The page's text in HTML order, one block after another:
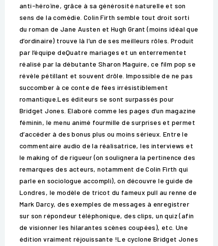
anti-héroïne, grâce à sa générosité naturelle et son
sens de la comédie. Colin Firth semble tout droit sorti
du roman de Jane Austen et Hugh Grant (moins idéal que
d’ordinaire) trouve là l’un de ses meilleurs rôles. Produit
par l’équipe deQuatre mariages et un enterrementet
réalisé par la débutante Sharon Maguire, ce film pop se
révèle pétillant et souvent drôle. Impossible de ne pas
succomber à ce conte de fées irrésistiblement
romantique.Les éditeurs se sont surpassés pour
Bridget Jones. Elaboré comme les pages d’un magazine
féminin, le menu animé fourmille de surprises et permet
d’accéder à des bonus plus ou moins sérieux. Entre le
commentaire audio de la réalisatrice, les interviews et
le making of de rigueur (on soulignera la pertinence des
remarques des acteurs, notamment de Colin Firth qui
parle en sociologue accompli), on découvre le guide de
Londres, le modèle de tricot du fameux pull au renne de
Mark Darcy, des exemples de messages à enregistrer
sur son répondeur téléphonique, des clips, un quiz (afin
de visionner les hilarantes scènes coupées), etc. Une
édition vraiment réjouissante !Le cyclone Bridget Jones